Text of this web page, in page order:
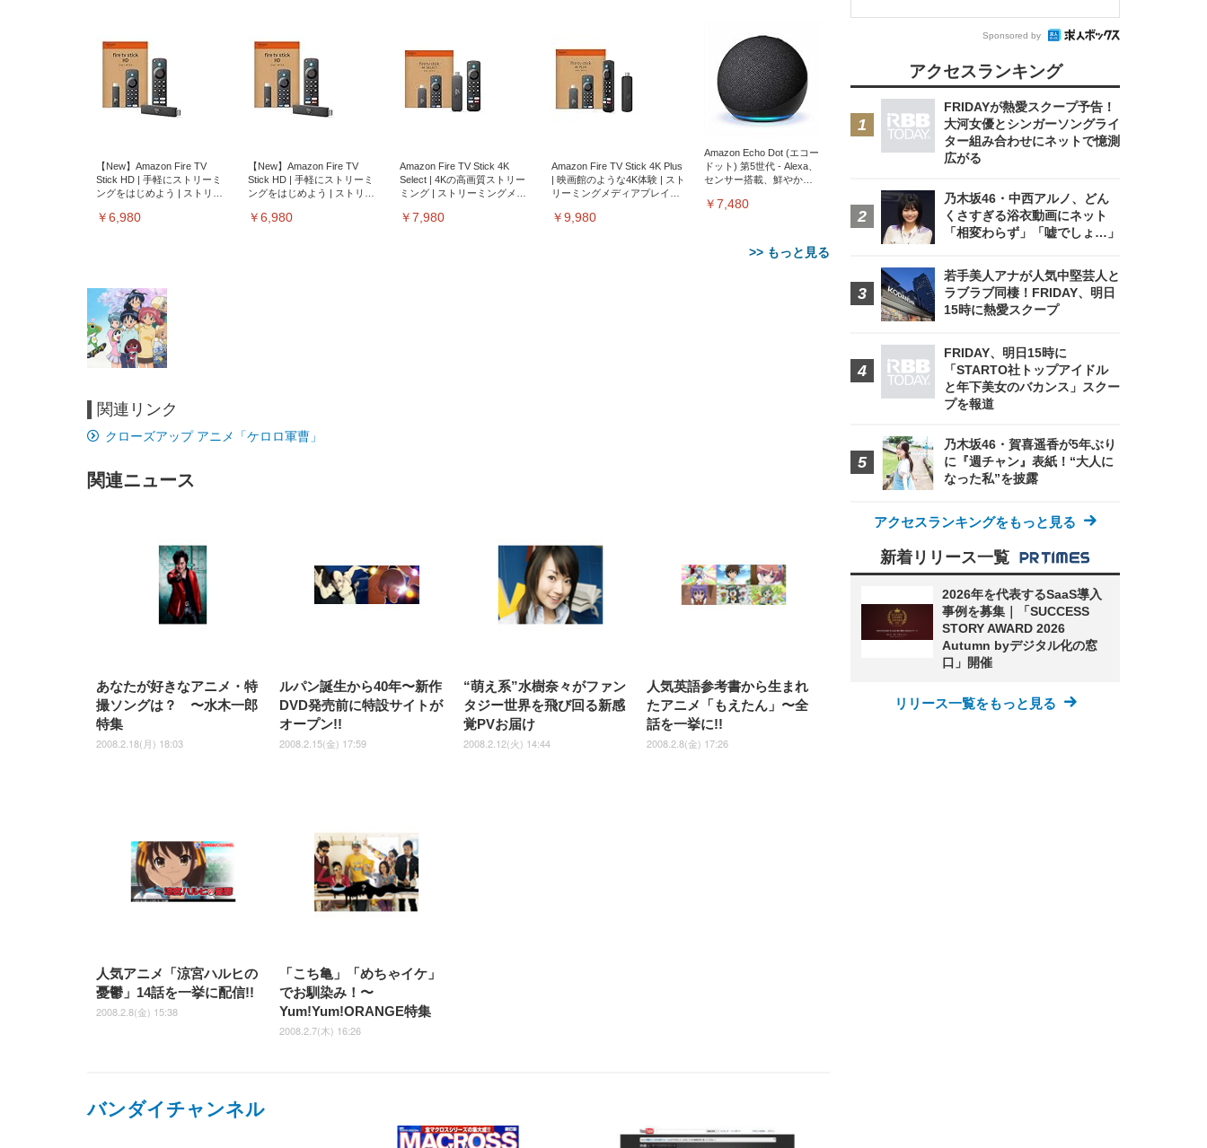
【New】Amazon Fire TV
Stick HD | 手軽にストリーミ
ングをはじめよう | ストリー
￥6,980
【New】Amazon Fire TV
Stick HD | 手軽にストリーミ
ングをはじめよう | ストリー
￥6,980
Amazon Fire TV Stick 4K
Select | 4Kの高画質ストリー
ミング | ストリーミングメデ
￥7,980
Amazon Fire TV Stick 4K Plus
| 映画館のような4K体験 | スト
リーミングメディアプレイヤ
￥9,980
Amazon Echo Dot (エコー
ドット) 第5世代 - Alexa、
センサー搭載、鮮やかな
￥7,480
>> もっと見る
[EdoErgo] オフィスチェア 椅
子 テレワーク 疲れない 跳ね
ト 約105度ロッキング pc 事務
椅子 360度回転 座面昇降 強化
￥5,699
SIHOO B100 オフィスチェア
／デスクチェア メッシュチェ
しゃれ パソコンチェア (ブラ
ック)
ゃれ パソコンチェア (ホワイ
ト)
EIZO ビジネス向けプレミア
ムモニター | FlexScan
ト
￥105,595
ムモニター | FlexScan
Amazonベーシック ペットシ
ーツ 薄型 レギュラー 1回使い
￥3,373
Amazonベーシック ペットシ
ーツ 厚型 ワイド 42枚x2袋(84
関連リンク
クローズアップ アニメ「ケロロ軍曹」
関連ニュース
あなたが好きなアニメ・特
撮ソングは？ 〜水木一郎
特集
2008.2.18(月) 18:03
ルパン誕生から40年〜新作
DVD発売前に特設サイトが
オープン!!
2008.2.15(金) 17:59
“萌え系”水樹奈々がファン
タジー世界を飛び回る新感
覚PVお届け
2008.2.12(火) 14:44
人気英語参考書から生まれ
たアニメ「もえたん」〜全
話を一挙に!!
2008.2.8(金) 17:26
人気アニメ「涼宮ハルヒの
憂鬱」14話を一挙に配信!!
2008.2.8(金) 15:38
「こち亀」「めちゃイケ」
でお馴染み！〜
Yum!Yum!ORANGE特集
2008.2.7(木) 16:26
バンダイチャンネル
Sponsored by
アクセスランキング
FRIDAYが熱愛スクープ予告！
大河女優とシンガーソングライ
ター組み合わせにネットで憶測
広がる
乃木坂46・中西アルノ、どん
くさすぎる浴衣動画にネット
「相変わらず」「嘘でしょ…」
若手美人アナが人気中堅芸人と
ラブラブ同棲！FRIDAY、明日
15時に熱愛スクープ
FRIDAY、明日15時に
「STARTO社トップアイドル
と年下美女のバカンス」スクー
プを報道
乃木坂46・賀喜遥香が5年ぶり
に『週チャン』表紙！“大人に
なった私”を披露
アクセスランキングをもっと見る
新着リリース一覧
2026年を代表するSaaS導入
事例を募集｜「SUCCESS
STORY AWARD 2026
Autumn byデジタル化の窓
口」開催
リリース一覧をもっと見る